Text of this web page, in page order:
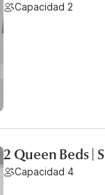
Capacidad 2
2 Queen Beds |
Capacidad 4